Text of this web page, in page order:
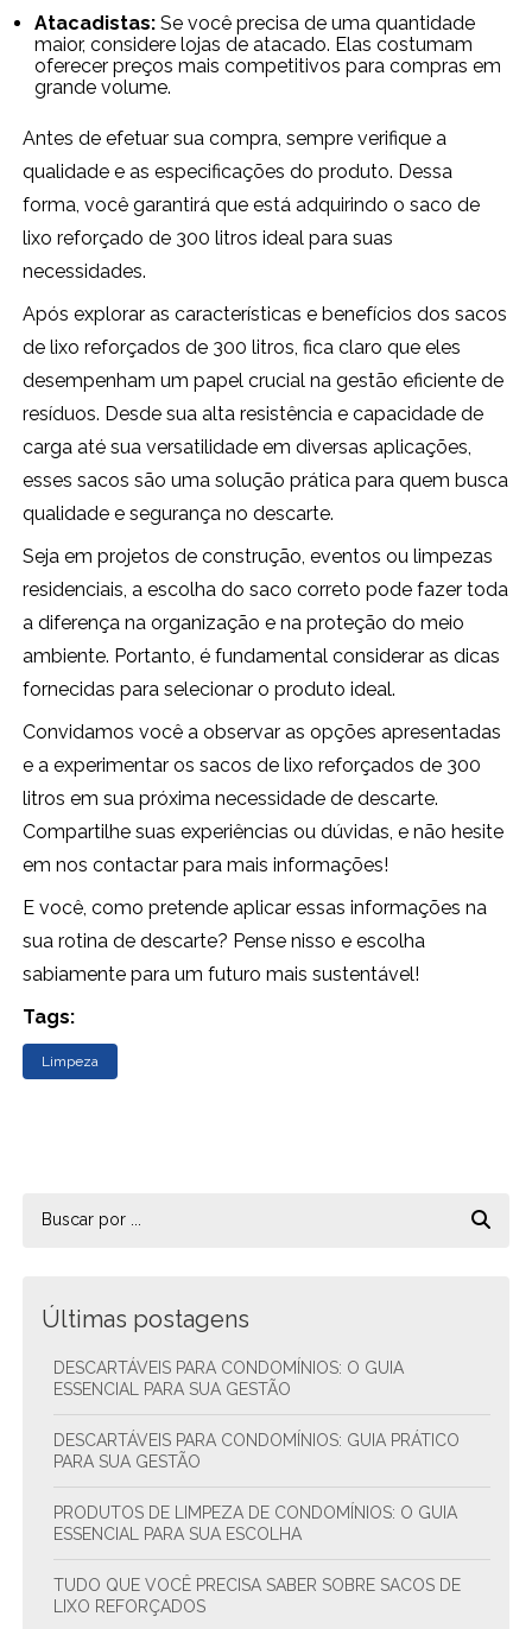
Atacadistas: Se você precisa de uma quantidade
maior, considere lojas de atacado. Elas costumam
oferecer preços mais competitivos para compras em
grande volume.
Antes de efetuar sua compra, sempre verifique a
qualidade e as especificações do produto. Dessa
forma, você garantirá que está adquirindo o saco de
lixo reforçado de 300 litros ideal para suas
necessidades.
Após explorar as características e benefícios dos sacos
de lixo reforçados de 300 litros, fica claro que eles
desempenham um papel crucial na gestão eficiente de
resíduos. Desde sua alta resistência e capacidade de
carga até sua versatilidade em diversas aplicações,
esses sacos são uma solução prática para quem busca
qualidade e segurança no descarte.
Seja em projetos de construção, eventos ou limpezas
residenciais, a escolha do saco correto pode fazer toda
a diferença na organização e na proteção do meio
ambiente. Portanto, é fundamental considerar as dicas
fornecidas para selecionar o produto ideal.
Convidamos você a observar as opções apresentadas
e a experimentar os sacos de lixo reforçados de 300
litros em sua próxima necessidade de descarte.
Compartilhe suas experiências ou dúvidas, e não hesite
em nos contactar para mais informações!
E você, como pretende aplicar essas informações na
sua rotina de descarte? Pense nisso e escolha
sabiamente para um futuro mais sustentável!
Tags:
Limpeza
Últimas postagens
DESCARTÁVEIS PARA CONDOMÍNIOS: O GUIA
ESSENCIAL PARA SUA GESTÃO
DESCARTÁVEIS PARA CONDOMÍNIOS: GUIA PRÁTICO
PARA SUA GESTÃO
PRODUTOS DE LIMPEZA DE CONDOMÍNIOS: O GUIA
ESSENCIAL PARA SUA ESCOLHA
TUDO QUE VOCÊ PRECISA SABER SOBRE SACOS DE
LIXO REFORÇADOS